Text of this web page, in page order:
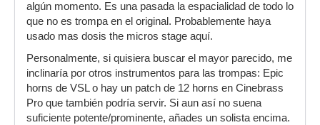
algún momento. Es una pasada la espacialidad de todo lo
que no es trompa en el original. Probablemente haya
usado mas dosis the micros stage aquí.
Personalmente, si quisiera buscar el mayor parecido, me
inclinaría por otros instrumentos para las trompas: Epic
horns de VSL o hay un patch de 12 horns en Cinebrass
Pro que también podría servir. Si aun así no suena
suficiente potente/prominente, añades un solista encima.